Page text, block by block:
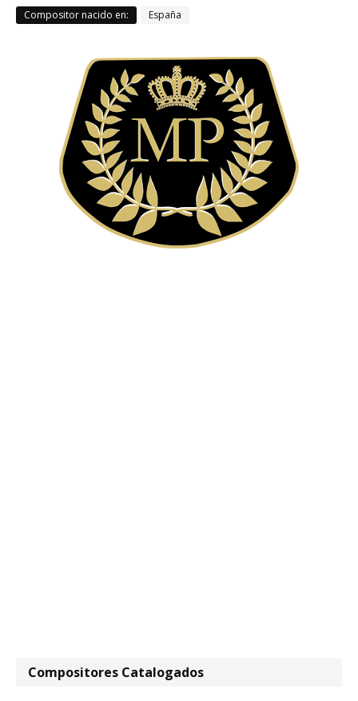
Compositor nacido en: España
Compositores Catalogados